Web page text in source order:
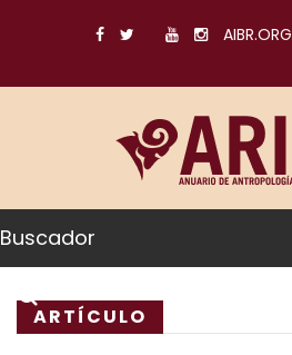
AIBR.ORG
Buscador
ARTÍCULO